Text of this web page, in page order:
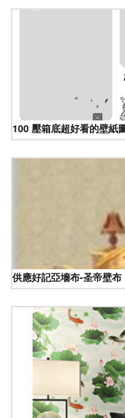
100 壓箱底超好看的壁紙
供應好記亞墻布-圣帝壁